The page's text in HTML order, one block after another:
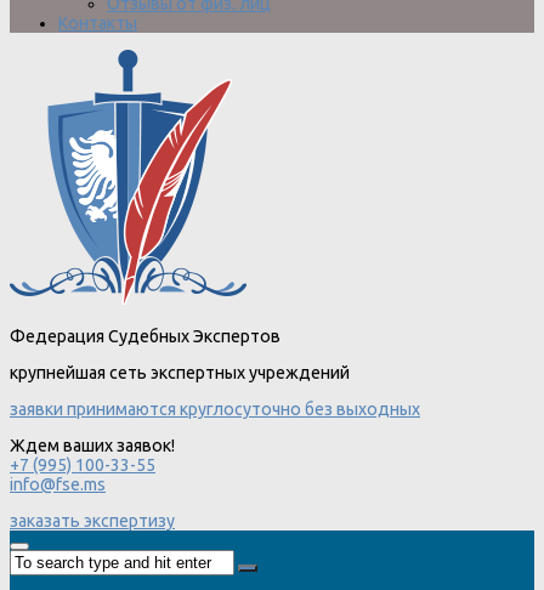
Отзывы от физ. лиц
Контакты
Федерация Судебных Экспертов
крупнейшая сеть экспертных учреждений
заявки принимаются круглосуточно без выходных
Ждем ваших заявок!
+7 (995) 100-33-55
info@fse.ms
заказать экспертизу